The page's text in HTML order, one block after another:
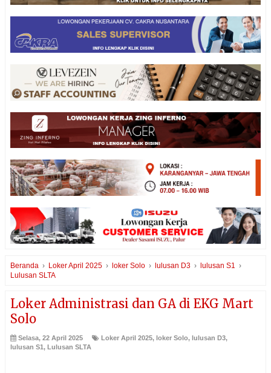
Beranda › Loker April 2025 › loker Solo › lulusan D3 › lulusan S1
›
Lulusan SLTA
Loker Administrasi dan GA di EKG Mart
Solo
Selasa, 22 April 2025 Loker April 2025, loker Solo, lulusan D3,
lulusan S1, Lulusan SLTA